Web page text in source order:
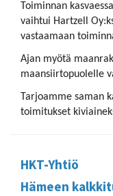
Toiminnan
vaihtui Hartzell
vastaamaan
Ajan myötä
maansiirtopuolelle
Tarjoamme saman
toimitukset
HKT-Yhtiö
Hämeen